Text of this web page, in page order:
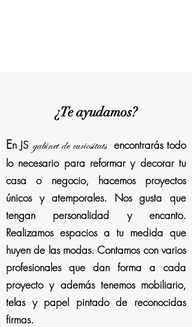
¿Te ayudamos?
En JS gabinet de curiositats encontrarás todo
lo necesario para reformar y decorar tu
casa o negocio, hacemos proyectos
únicos y atemporales. Nos gusta que
tengan personalidad y encanto.
Realizamos espacios a tu medida que
huyen de las modas. Contamos con varios
profesionales que dan forma a cada
proyecto y además tenemos mobiliario,
telas y papel pintado de reconocidas
firmas.